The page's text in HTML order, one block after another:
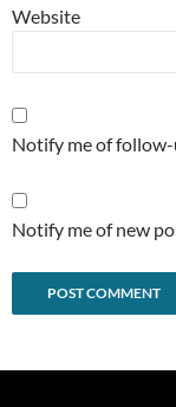
Website
Notify me of
Notify me of new